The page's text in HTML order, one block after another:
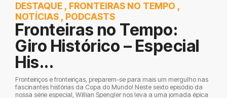
DESTAQUE , FRONTEIRAS NO TEMPO ,
NOTÍCIAS , PODCASTS
Fronteiras no Tempo:
Giro Histórico – Especial
His...
Fronteiriços e fronteiriças, preparem-se para mais um mergulho nas
fascinantes histórias da Copa do Mundo! Neste sexto episódio da
nossa série especial, Willian Spengler nos leva a uma jornada épica